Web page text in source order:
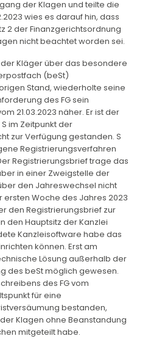
der Klagen und teilte die
wies es darauf hin, dass
2 der Finanzgerichtsordnung
nicht beachtet worden sei.
Kläger über das besondere
(beSt)
Stand, wiederholte seine
des FG sein
21.03.2023 näher. Er ist der
im Zeitpunkt der
zur Verfügung gestanden. S
Registrierungsverfahren
Registrierungsbrief trage das
in einer Zweigstelle der
den Jahreswechsel nicht
Woche des Jahres 2023
den Registrierungsbrief zur
den Hauptsitz der Kanzlei
Kanzleisoftware habe das
können. Erst am
Lösung außerhalb der
des beSt möglich gewesen.
des FG vom
für eine
bestanden,
Klagen ohne Beanstandung
mitgeteilt habe.